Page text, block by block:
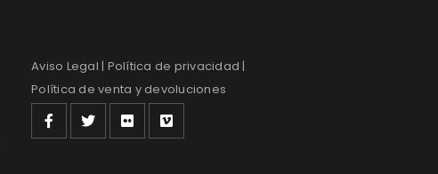
Aviso Legal | Política de privacidad |
Política de venta y devoluciones